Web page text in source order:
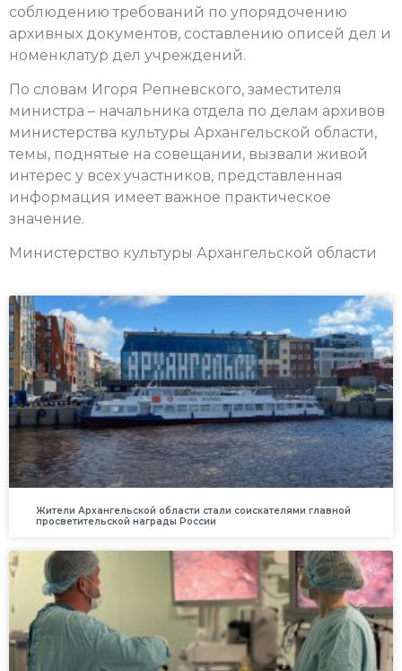
соблюдению требований по упорядочению
архивных документов, составлению описей дел и
номенклатур дел учреждений.
По словам Игоря Репневского, заместителя
министра – начальника отдела по делам архивов
министерства культуры Архангельской области,
темы, поднятые на совещании, вызвали живой
интерес у всех участников, представленная
информация имеет важное практическое
значение.
Министерство культуры Архангельской области
Жители Архангельской области стали соискателями главной
просветительской награды России